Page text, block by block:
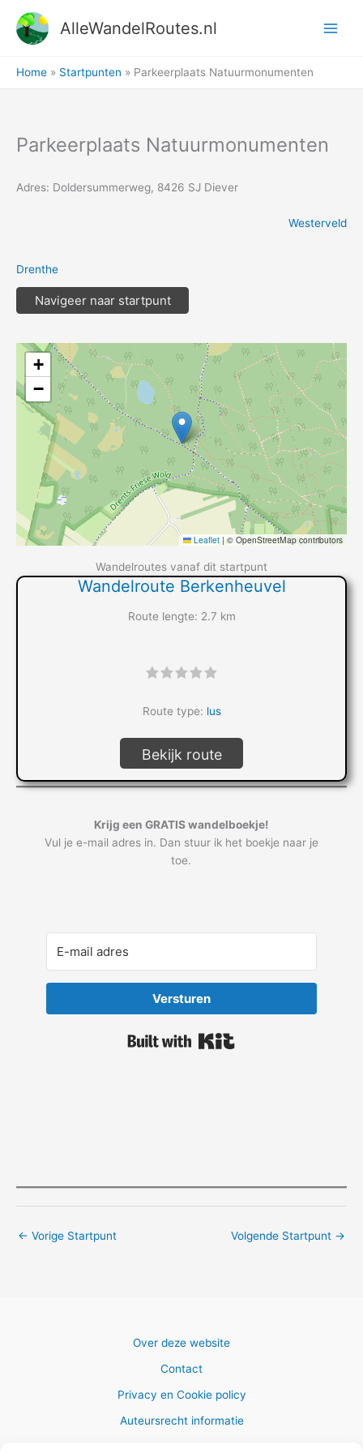
naar
AlleWandelRoutes.nl
Home Startpunten Parkeerplaats Natuurmonumenten
Parkeerplaats Natuurmonumenten
Adres: Doldersummerweg, 8426 SJ Diever
Westerveld
Drenthe
Navigeer naar startpunt
+
−
Leaflet | © OpenStreetMap contributors
Wandelroutes vanaf dit startpunt
Wandelroute Berkenheuvel
Route lengte: 2.7 km
Route type: lus
Bekijk route
Krijg een GRATIS wandelboekje!
Vul je e-mail adres in. Dan stuur ik het boekje naar je
toe.
Versturen
← Vorige Startpunt Volgende Startpunt →
Over deze website
Contact
Privacy en Cookie policy
Auteursrecht informatie